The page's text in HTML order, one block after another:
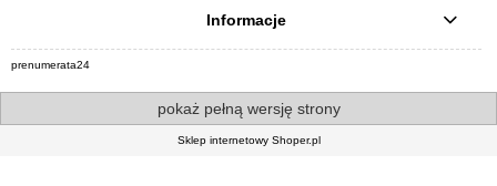
Informacje
prenumerata24
pokaż pełną wersję strony
Sklep internetowy Shoper.pl